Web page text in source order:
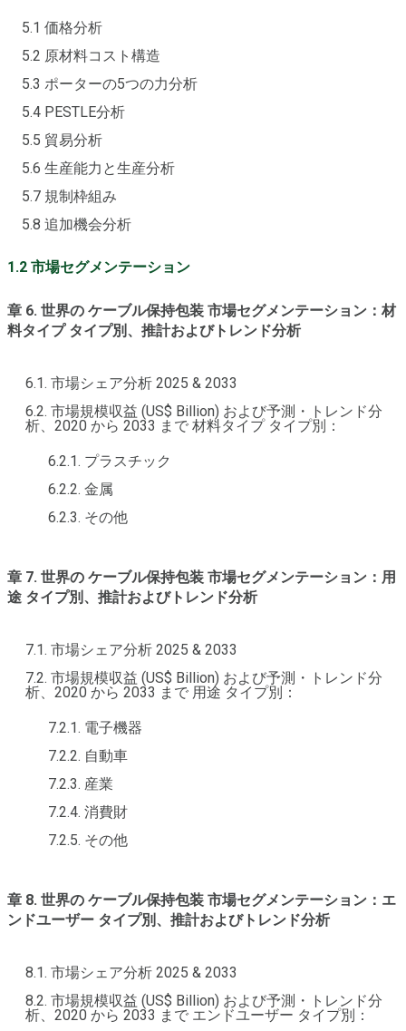
5.1 価格分析
5.2 原材料コスト構造
5.3 ポーターの5つの力分析
5.4 PESTLE分析
5.5 貿易分析
5.6 生産能力と生産分析
5.7 規制枠組み
5.8 追加機会分析
1.2 市場セグメンテーション
章 6. 世界の ケーブル保持包装 市場セグメンテーション：材
料タイプ タイプ別、推計およびトレンド分析
6.1. 市場シェア分析 2025 & 2033
6.2. 市場規模収益 (US$ Billion) および予測・トレンド分
析、2020 から 2033 まで 材料タイプ タイプ別：
6.2.1. プラスチック
6.2.2. 金属
6.2.3. その他
章 7. 世界の ケーブル保持包装 市場セグメンテーション：用
途 タイプ別、推計およびトレンド分析
7.1. 市場シェア分析 2025 & 2033
7.2. 市場規模収益 (US$ Billion) および予測・トレンド分
析、2020 から 2033 まで 用途 タイプ別：
7.2.1. 電子機器
7.2.2. 自動車
7.2.3. 産業
7.2.4. 消費財
7.2.5. その他
章 8. 世界の ケーブル保持包装 市場セグメンテーション：エ
ンドユーザー タイプ別、推計およびトレンド分析
8.1. 市場シェア分析 2025 & 2033
8.2. 市場規模収益 (US$ Billion) および予測・トレンド分
析、2020 から 2033 まで エンドユーザー タイプ別：